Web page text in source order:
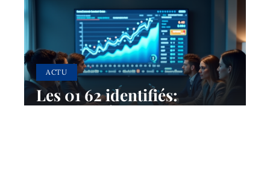
ACTU
Les 01 62 identifiés:
acteurs clés et influence